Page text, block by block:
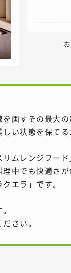
画すその最大
い状態を保て
ムレンジフー
中でも快適さが
エラ」です。
さい。